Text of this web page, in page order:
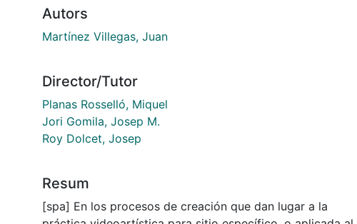
Autors
Martínez Villegas, Juan
Director/Tutor
Planas Rosselló, Miquel
Jori Gomila, Josep M.
Roy Dolcet, Josep
Resum
[spa] En los procesos de creación que dan lugar a la